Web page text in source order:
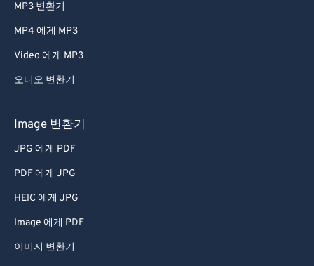
MP3 변환기
MP4 에게 MP3
Video 에게 MP3
오디오 변환기
Image 변환기
JPG 에게 PDF
PDF 에게 JPG
HEIC 에게 JPG
Image 에게 PDF
이미지 변환기